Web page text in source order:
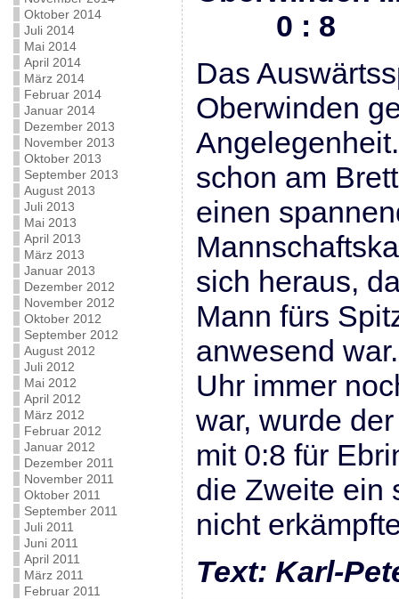
Oktober 2014
Juli 2014
Mai 2014
April 2014
März 2014
Februar 2014
Januar 2014
Dezember 2013
November 2013
Oktober 2013
September 2013
August 2013
Juli 2013
Mai 2013
April 2013
März 2013
Januar 2013
Dezember 2012
November 2012
Oktober 2012
September 2012
August 2012
Juli 2012
Mai 2012
April 2012
März 2012
Februar 2012
Januar 2012
Dezember 2011
November 2011
Oktober 2011
September 2011
Juli 2011
Juni 2011
April 2011
März 2011
Februar 2011
0 : 8
Das
Oberwinden
schon am
einen
sich heraus,
Mann fürs
anwesend
Uhr immer
war, wurde
mit 0:8 für
die Zweite ein
nicht
Text: Karl-